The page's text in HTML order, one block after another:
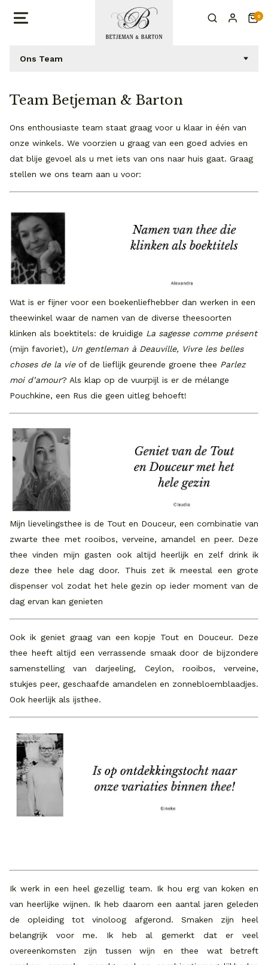
0
Ons Team
Team Betjeman & Barton
Ons enthousiaste team staat graag voor u klaar in één van
onze winkels. We voorzien u graag van een goed advies en
dat blije gevoel als u met iets van ons naar huis gaat. Graag
stellen we ons team aan u voor:
Wat is er fijner voor een boekenliefhebber dan werken in een
theewinkel waar de namen van de diverse theesoorten
klinken als boektitels: de kruidige La sagesse comme présent
(mijn favoriet), Un gentleman à Deauville, Vivre les belles
choses de la vieof de lieflijk geurende groene thee Parlez
moi d’amour? Als klap op de vuurpijl is er de mélange
Pouchkine, een Rus die geen uitleg behoeft!
Mijn lievelingsthee is de Tout en Douceur, een combinatie van
zwarte thee met rooibos, verveine, amandel en peer. Deze
thee vinden mijn gasten ook altijd heerlijk en zelf drink ik
deze thee hele dag door. Thuis zet ik meestal een grote
dispenser vol zodat het hele gezin op ieder moment van de
dag ervan kan genieten
Ook ik geniet graag van een kopje Tout en Douceur. Deze
thee heeft altijd een verrassende smaak door de bijzondere
samenstelling van darjeeling, Ceylon, rooibos, verveine,
stukjes peer, geschaafde amandelen en zonnebloemblaadjes.
Ook heerlijk als ijsthee.
Ik werk in een heel gezellig team. Ik hou erg van koken en
van heerlijke wijnen. Ik heb daarom een aantal jaren geleden
de opleiding tot vinoloog afgerond. Smaken zijn heel
belangrijk voor me. Ik heb al gemerkt dat er veel
overeenkomsten zijn tussen wijn en thee wat betreft